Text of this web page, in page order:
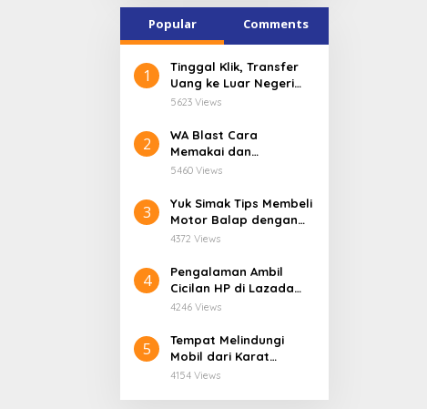
Popular Comments
1
Tinggal Klik, Transfer
Uang ke Luar Negeri
Pakai Aplikasi digibank
5623 Views
2
WA Blast Cara
Memakai dan
Keuntungannya dalam
5460 Views
3
Yuk Simak Tips Membeli
Motor Balap dengan
Kredit Tanpa Agunan
4372 Views
4
Pengalaman Ambil
Cicilan HP di Lazada
Pakai Kredivo, Mudah
Semua Kalangan
4246 Views
5
Tempat Melindungi
Mobil dari Karat
Terbaik
4154 Views